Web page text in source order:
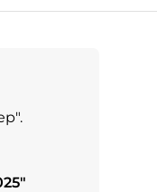
"